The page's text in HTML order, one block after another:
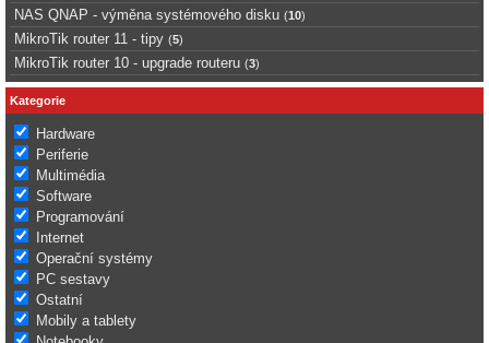
NAS QNAP - výměna systémového disku (10)
MikroTik router 11 - tipy (5)
MikroTik router 10 - upgrade routeru (3)
Kategorie
Hardware
Periferie
Multimédia
Software
Programování
Internet
Operační systémy
PC sestavy
Ostatní
Mobily a tablety